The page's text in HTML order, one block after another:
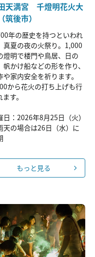
天満宮 千燈明花火大
筑後市）
年の歴史を持つといわれ
真夏の夜の火祭り。1,000
燈明で楼門や鳥居、日の
帆かけ船などの形を作り、
や家内安全を祈ります。
から花火の打ち上げも行
す。
日：2026年8月25日（火）
の場合は26日（水）に
もっと見る